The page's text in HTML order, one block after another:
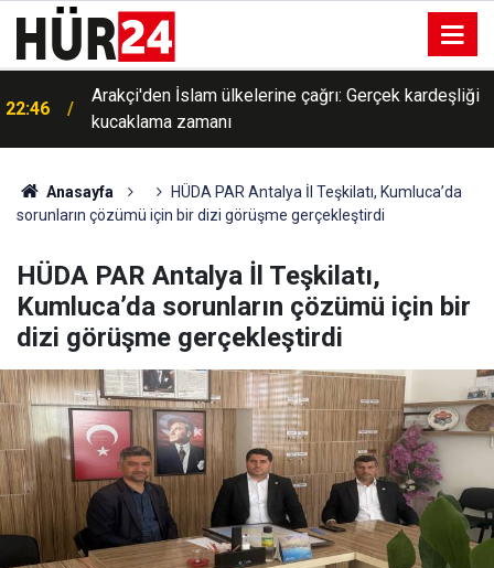
22:46
Arakçi'den İslam ülkelerine çağrı: Gerçek kardeşliği
kucaklama zamanı
Anasayfa
HÜDA PAR Antalya İl Teşkilatı, Kumluca’da
sorunların çözümü için bir dizi görüşme gerçekleştirdi
HÜDA PAR Antalya İl Teşkilatı,
Kumluca’da sorunların çözümü için bir
dizi görüşme gerçekleştirdi